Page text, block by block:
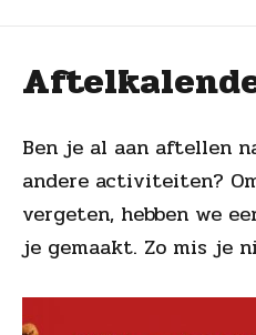
Ben je al aan aftellen
andere activiteiten?
vergeten, hebben we
je gemaakt. Zo mis je